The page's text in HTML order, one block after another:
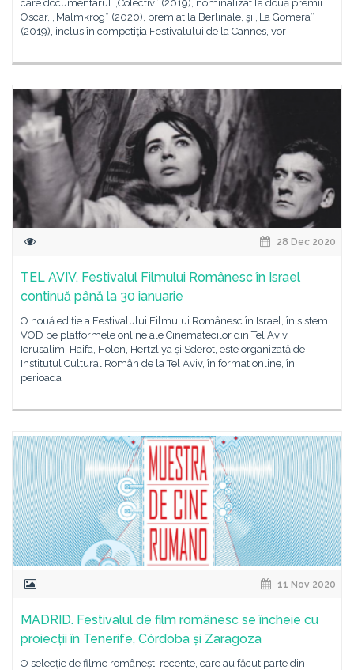
care documentarul „Colectiv” (2019), nominalizat la două premii
Oscar, „Malmkrog” (2020), premiat la Berlinale, şi „La Gomera”
(2019), inclus în competiţia Festivalului de la Cannes, vor
28 Dec 2020
TEL AVIV. Festivalul Filmului Românesc în Israel
continuă până la 30 ianuarie
O nouă ediție a Festivalului Filmului Românesc în Israel, în sistem
VOD pe platformele online ale Cinematecilor din Tel Aviv,
Ierusalim, Haifa, Holon, Hertzliya și Sderot, este organizată de
Institutul Cultural Român de la Tel Aviv, în format online, în
perioada
11 Nov 2020
MADRID. Festivalul de film românesc se încheie cu
proiecții în Tenerife, Córdoba și Zaragoza
O selecție de filme românești recente, care au făcut parte din